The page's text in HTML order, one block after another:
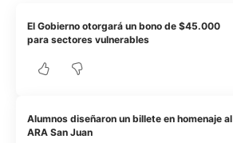
El Gobierno otorgará un bono de $45.000
para sectores vulnerables
Alumnos diseñaron un billete en homenaje al
ARA San Juan